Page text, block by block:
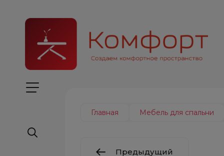
Главная Мебель для спальни
Предыдущий